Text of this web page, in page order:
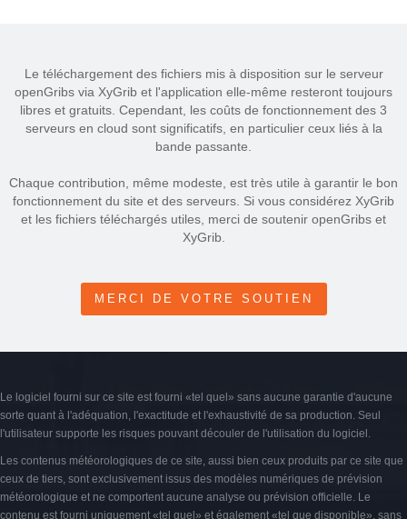
Le téléchargement des fichiers mis à disposition sur le serveur
openGribs via XyGrib et l'application elle-même resteront toujours
libres et gratuits. Cependant, les coûts de fonctionnement des 3
serveurs en cloud sont significatifs, en particulier ceux liés à la
bande passante.
Chaque contribution, même modeste, est très utile à garantir le bon
fonctionnement du site et des serveurs. Si vous considérez XyGrib
et les fichiers téléchargés utiles, merci de soutenir openGribs et
XyGrib.
MERCI DE VOTRE SOUTIEN
Le logiciel fourni sur ce site est fourni «tel quel» sans aucune garantie d'aucune
sorte quant à l'adéquation, l'exactitude et l'exhaustivité de sa production. Seul
l'utilisateur supporte les risques pouvant découler de l'utilisation du logiciel.
Les contenus météorologiques de ce site, aussi bien ceux produits par ce site que
ceux de tiers, sont exclusivement issus des modèles numériques de prévision
météorologique et ne comportent aucune analyse ou prévision officielle. Le
contenu est fourni uniquement «tel quel» et également «tel que disponible», sans